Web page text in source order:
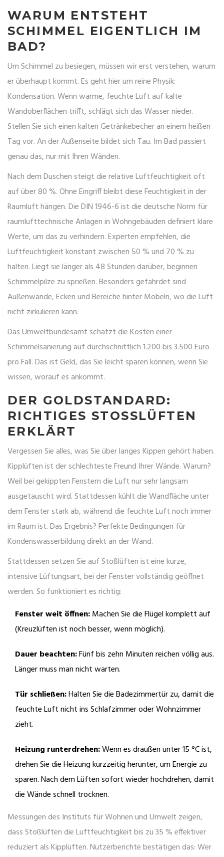
WARUM ENTSTEHT
SCHIMMEL EIGENTLICH IM
BAD?
Um Schimmel zu besiegen, müssen wir erst verstehen, warum
er überhaupt kommt. Es geht hier um reine Physik:
Kondensation. Wenn warme, feuchte Luft auf kalte
Wandoberflächen trifft, schlägt sich das Wasser nieder.
Stellen Sie sich einen kalten Getränkebecher an einem heißen
Tag vor. An der Außenseite bildet sich Tau. Im Bad passiert
genau das, nur mit Ihren Wänden.
Nach dem Duschen steigt die relative Luftfeuchtigkeit oft
auf über 80 %. Ohne Eingriff bleibt diese Feuchtigkeit in der
Raumluft hängen. DieDIN 1946-6ist die deutsche Norm für
raumlufttechnische Anlagen in Wohngebäuden definiert klare
Werte, um das zu verhindern. Experten empfehlen, die
Luftfeuchtigkeit konstant zwischen 50 % und 70 % zu
halten. Liegt sie länger als 48 Stunden darüber, beginnen
Schimmelpilze zu sprießen. Besonders gefährdet sind
Außenwände, Ecken und Bereiche hinter Möbeln, wo die Luft
nicht zirkulieren kann.
Das Umweltbundesamt schätzt die Kosten einer
Schimmelsanierung auf durchschnittlich 1.200 bis 3.500 Euro
pro Fall. Das ist Geld, das Sie leicht sparen können, wenn Sie
wissen, worauf es ankommt.
DER GOLDSTANDARD:
RICHTIGES STOSSLÜFTEN E
RKLÄRT
Vergessen Sie alles, was Sie über langes Kippen gehört haben.
Kipplüften ist der schlechteste Freund Ihrer Wände. Warum?
Weil bei gekippten Fenstern die Luft nur sehr langsam
ausgetauscht wird. Stattdessen kühlt die Wandfläche unter
dem Fenster stark ab, während die feuchte Luft noch immer
im Raum ist. Das Ergebnis? Perfekte Bedingungen für
Kondenswasserbildung direkt an der Wand.
Stattdessen setzen Sie aufStoßlüftenisteine kurze,
intensive Lüftungsart, bei der Fenster vollständig geöffnet
werden. So funktioniert es richtig:
Fenster weit öffnen:Machen Sie die Flügel komplett auf
(Kreuzlüften ist noch besser, wenn möglich).
Dauer beachten:Fünf bis zehn Minuten reichen völlig aus.
Länger muss man nicht warten.
Tür schließen:Halten Sie die Badezimmertür zu, damit die
feuchte Luft nicht ins Schlafzimmer oder Wohnzimmer
zieht.
Heizung runterdrehen:Wenn es draußen unter 15 °C ist,
drehen Sie die Heizung kurzzeitig herunter, um Energie zu
sparen. Nach dem Lüften sofort wieder hochdrehen, damit
die Wände schnell trocknen.
Messungen des Instituts für Wohnen und Umwelt zeigen,
dass Stoßlüften die Luftfeuchtigkeit bis zu 35 % effektiver
reduziert als Kipplüften. Nutzerberichte bestätigen das: Wer